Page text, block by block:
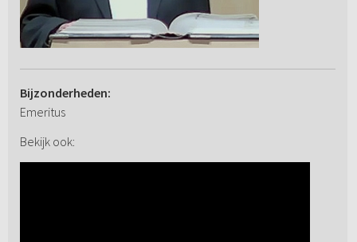
Bijzonderheden:
Emeritus
Bekijk ook: